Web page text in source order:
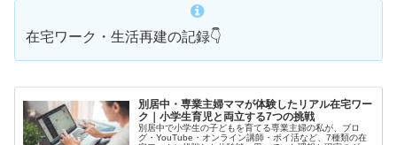
在宅ワーク・生活再建の記録👇
別居中・専業主婦ママが体験したリアル在宅ワー
ク｜小学生育児と両立する7つの挑戦
別居中で小学生の子どもを育てる専業主婦の私が、ブロ
グ・YouTube・オンライン講師・ポイ活など、7種類の在